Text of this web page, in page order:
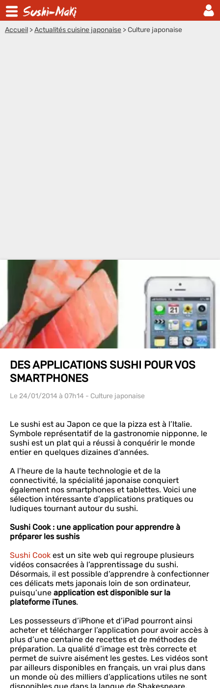
Accueil >Actualités cuisine japonaise >Culture japonaise
DES APPLICATIONS SUSHI POUR VOS
SMARTPHONES
Le 24/01/2014 à 07h14 - Culture japonaise
Le sushi est au Japon ce que la pizza est à l’Italie.
Symbole représentatif de la gastronomie nipponne, le
sushi est un plat qui a réussi à conquérir le monde
entier en quelques dizaines d’années.
A l’heure de la haute technologie et de la
connectivité, la spécialité japonaise conquiert
également nos smartphones et tablettes. Voici une
sélection intéressante d’applications pratiques ou
ludiques tournant autour du sushi.
Sushi Cook : une application pour apprendre à
préparer les sushis
Sushi Cook est un site web qui regroupe plusieurs
vidéos consacrées à l’apprentissage du sushi.
Désormais, il est possible d’apprendre à confectionner
ces délicats mets japonais loin de son ordinateur,
puisqu’une application est disponible sur la
plateforme iTunes.
Les possesseurs d’iPhone et d’iPad pourront ainsi
acheter et télécharger l’application pour avoir accès à
plus d’une centaine de recettes et de méthodes de
préparation. La qualité d’image est très correcte et
permet de suivre aisément les gestes. Les vidéos sont
par ailleurs disponibles en français, un vrai plus dans
un monde où des milliers d’applications utiles ne sont